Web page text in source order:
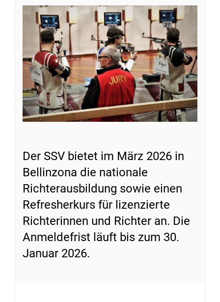
Der SSV bietet im März 2026 in
Bellinzona die nationale
Richterausbildung sowie einen
Refresherkurs für lizenzierte
Richterinnen und Richter an. Die
Anmeldefrist läuft bis zum 30.
Januar 2026.